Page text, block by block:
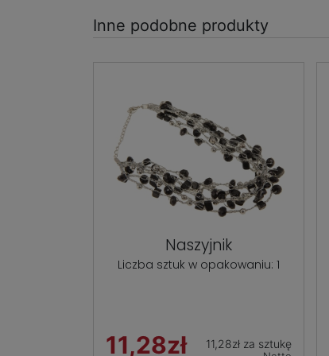
Inne podobne produkty
Naszyjnik
Liczba sztuk w opakowaniu: 1
11,28zł 11,28zł za sztukę